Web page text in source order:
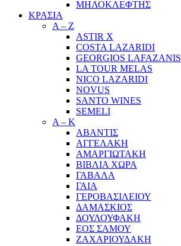
ΜΗΛΟΚΛΕΦΤΗΣ
ΚΡΑΣΙΑ
A – Z
ASTIR X
COSTA LAZARIDI
GEORGIOS LAFAZANIS
LA TOUR MELAS
NICO LAZARIDI
NOVUS
SANTO WINES
SEMELI
Α – Κ
ΑΒΑΝΤΙΣ
ΑΓΓΕΛΑΚΗ
ΑΜΑΡΓΙΩΤΑΚΗ
ΒΙΒΛΙΑ ΧΩΡΑ
ΓΑΒΑΛΑ
ΓΑΙΑ
ΓΕΡΟΒΑΣΙΛΕΙΟΥ
ΔΑΜΑΣΚΙΟΣ
ΔΟΥΛΟΥΦΑΚΗ
ΕΟΣ ΣΑΜΟΥ
ΖΑΧΑΡΙΟΥΔΑΚΗ